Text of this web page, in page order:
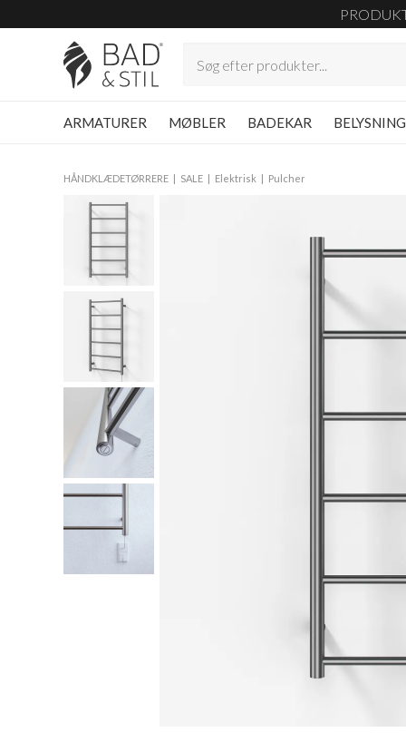
ARMATURER MØBLER BADEKAR BELYSNING
HÅNDKLÆDETØRRERE SALE Elektrisk Pulcher